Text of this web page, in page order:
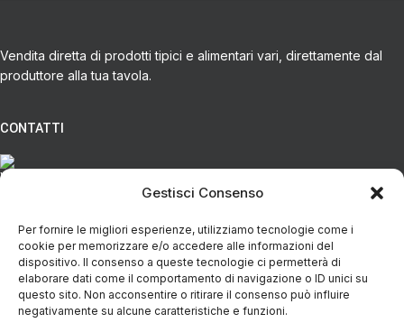
Gestisci Consenso
Per fornire le migliori esperienze, utilizziamo tecnologie come i
cookie per memorizzare e/o accedere alle informazioni del
dispositivo. Il consenso a queste tecnologie ci permetterà di
elaborare dati come il comportamento di navigazione o ID unici su
questo sito. Non acconsentire o ritirare il consenso può influire
negativamente su alcune caratteristiche e funzioni.
Vendita diretta di prodotti tipici e alimentari vari, direttamente dal
produttore alla tua tavola.
CONTATTI
+39 348 5888298
info@spesaincampagna.com